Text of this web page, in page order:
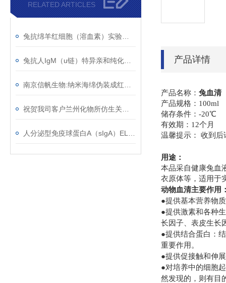
RELATED ARTICLES
产品详情
产品名称： 兔血清
产品规格：
储存条件： -20℃
有效期： 12个月
温馨提示：
收到后
用途：
本品采自健康兔血
衣原体等，适用于
动物血清主要作用
●提供基本营养物
●提供激素和各种
长因子、表皮生长
●提供结合蛋白：
重要作用。
●提供促接触和伸
●对培养中的细胞
然发现的，则有目